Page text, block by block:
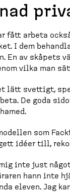
fått arbeta
I dem
En av skåpets
vilka man
lätt svettigt,
De goda
som
idéer till,
inte just
hann inte
eleven. Jag